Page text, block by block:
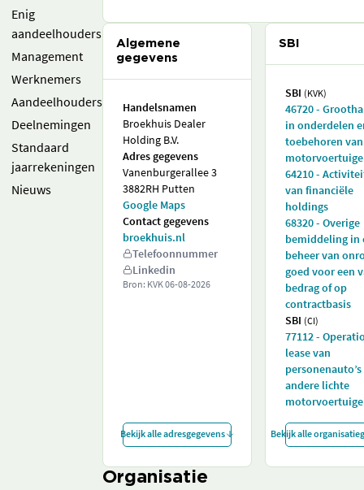
Enig
aandeelhouders
Management
Werknemers
Aandeelhouders
Deelnemingen
Standaard
jaarrekeningen
Nieuws
Algemene
gegevens
Handelsnamen
Broekhuis Dealer
Holding B.V.
Adres gegevens
Vanenburgerallee 3
3882RH Putten
Google Maps
Contact gegevens
broekhuis.nl
Telefoonnummer
Linkedin
Bron: KVK06-08-2026
Bekijk alle adresgegevens
SBI
SBI (KVK)
46720 -
in onderdelen
toebehoren van
64210 -
van financiële
holdings
68320 - Overige
bemiddeling in
beheer van
goed voor een
bedrag of op
contractbasis
SBI (CI)
77112 -
lease van
andere lichte
Bekijk alle
Organisatie